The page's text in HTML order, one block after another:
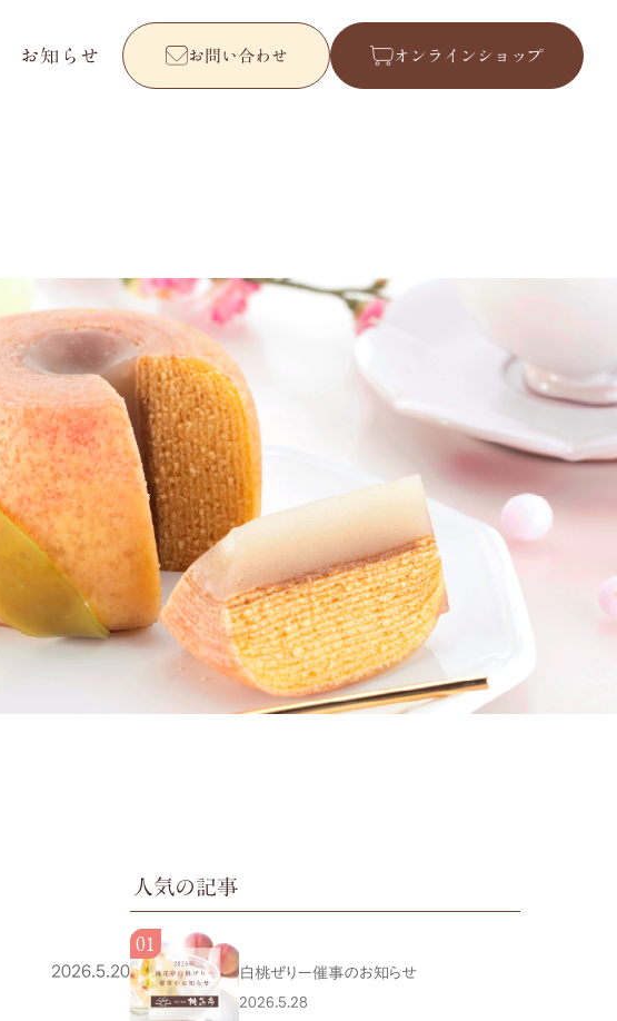
お知らせ お問い合わせ オンラインショップ
2026.5.20
人気の記事
白桃ぜりー催事のお知らせ
2026.5.28